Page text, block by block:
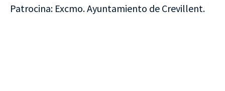
Patrocina: Excmo. Ayuntamiento de Crevillent.